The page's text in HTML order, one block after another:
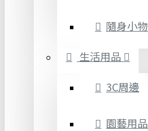
隨身小物
生活用品
3C周邊
園藝用品